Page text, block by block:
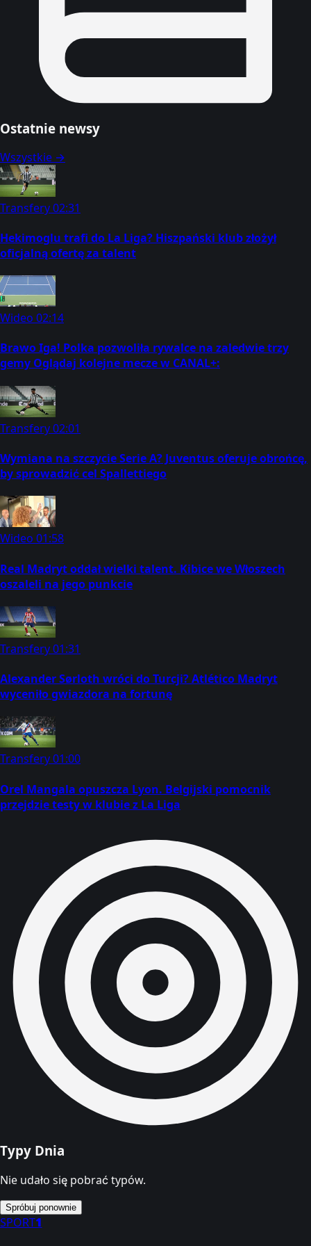
Ostatnie newsy
Wszystkie →
Transfery02:31
Hekimoglu trafi do La Liga? Hiszpański klub złożył
oficjalną ofertę za talent
Wideo 02:14
Brawo Iga! Polka pozwoliła rywalce na zaledwie trzy
gemy Oglądaj kolejne mecze w CANAL+:
Transfery02:01
Wymiana na szczycie Serie A? Juventus oferuje obrońcę,
by sprowadzić cel Spallettiego
Wideo 01:58
Real Madryt oddał wielki talent. Kibice we Włoszech
oszaleli na jego punkcie
Transfery01:31
Alexander Sørloth wróci do Turcji? Atlético Madryt
wyceniło gwiazdora na fortunę
Transfery01:00
Orel Mangala opuszcza Lyon. Belgijski pomocnik
przejdzie testy w klubie z La Liga
Typy Dnia
Nie udało się pobrać typów.
Spróbuj ponownie
SPORT1